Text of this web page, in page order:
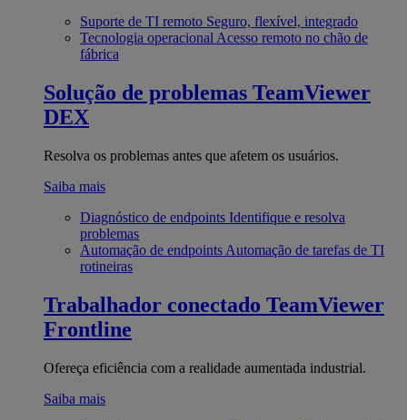
Suporte de TI remoto Seguro, flexível, integrado
Tecnologia operacional Acesso remoto no chão de
fábrica
Solução de problemas TeamViewer
DEX
Resolva os problemas antes que afetem os usuários.
Saiba mais
Diagnóstico de endpoints Identifique e resolva
problemas
Automação de endpoints Automação de tarefas de TI
rotineiras
Trabalhador conectado TeamViewer
Frontline
Ofereça eficiência com a realidade aumentada industrial.
Saiba mais